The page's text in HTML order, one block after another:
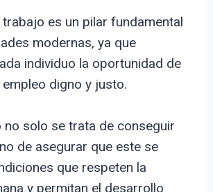
trabajo es un pilar fundamental
modernas, ya que
individuo la oportunidad de
digno y justo.
no solo se trata de conseguir
de asegurar que este se
que respeten la
y permitan el desarrollo